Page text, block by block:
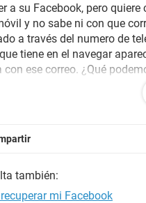
a su Facebook, pero
y no sabe ni con que
a través del numero de
tiene en el navegar
con ese correo. ¿Qué
también:
mi Facebook